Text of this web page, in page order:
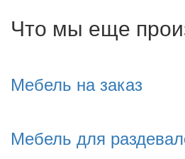
Что мы еще
Мебель на заказ
Мебель для